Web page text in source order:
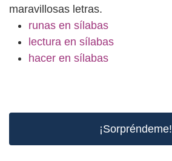
maravillosas letras.
runas en sílabas
lectura en sílabas
hacer en sílabas
¡Sorpréndeme!